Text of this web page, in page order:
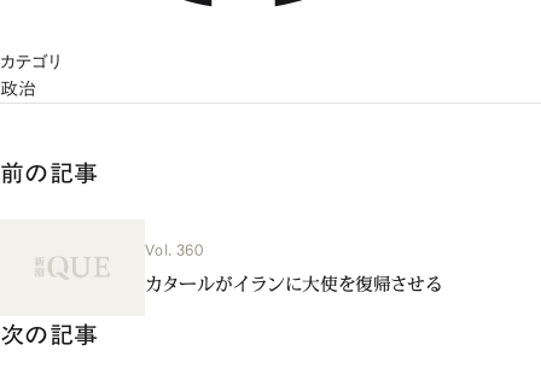
カテゴリ
政治
前の記事
Vol. 360
カタールがイランに大使を復帰させる
次の記事